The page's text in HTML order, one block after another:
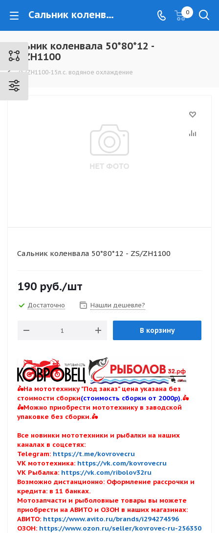
Сальник коленвала 50*80*12 - ZS/ZH1100 - www.kovrovec.ru 0
Сальник коленвала 50*80*12 -
ZS/ZH1100
ZS/ZH1100-15л.с. водяное охлаждение
Сальник коленвала 50*80*12 - ZS/ZH1100
190 руб./шт
Достаточно Нашли дешевле?
В корзину
🛵На мототехнику "Под заказ" цена указана без
стоимости сборки(стоимость сборки от 2000р).🛵
🛵Можно приобрести мототехнику в заводской
упаковке без сборки.🛵
Все новинки мототехники и рыбалки на наших
каналах в соцсетях:
Telegram: https://t.me/kovrovecru
VK мототехника: https://vk.com/kovrovecru
VK Рыбалка: https://vk.com/ribolov32ru
Возможно дистанционно: Оформление рассрочки и
кредита: в 11 банках.
Мотозапчасти и рыболовные товары вы можете
приобрести на АВИТО и ОЗОН в наших магазинах:
АВИТО: https://www.avito.ru/brands/i294274596
ОЗОН: https://www.ozon.ru/seller/kovrovec-ru-256350